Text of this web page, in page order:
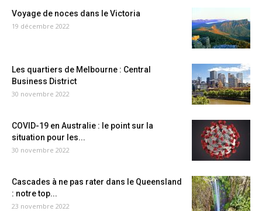
Voyage de noces dans le Victoria
19 décembre 2022
Les quartiers de Melbourne : Central
Business District
30 novembre 2022
COVID-19 en Australie : le point sur la
situation pour les...
30 novembre 2022
Cascades à ne pas rater dans le Queensland
: notre top...
23 novembre 2022